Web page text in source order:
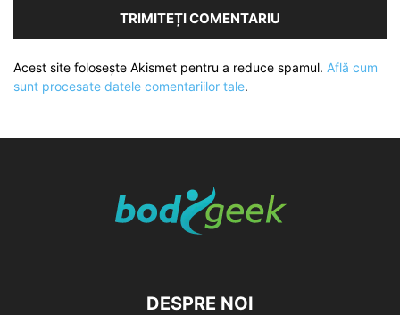
Acest site folosește Akismet pentru a reduce spamul. Află cum
sunt procesate datele comentariilor tale.
DESPRE NOI